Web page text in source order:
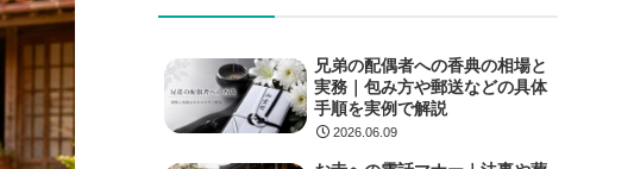
兄弟の配偶者への香典の相場と
実務｜包み方や郵送などの具体
手順を実例で解説
2026.06.09